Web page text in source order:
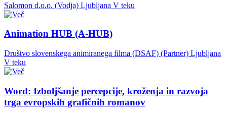
Salomon d.o.o. (Vodja) Ljubljana V teku
Animation HUB (A-HUB)
Društvo slovenskega animiranega filma (DSAF) (Partner) Ljubljana
V teku
Word: Izboljšanje percepcije, kroženja in razvoja
trga evropskih grafičnih romanov